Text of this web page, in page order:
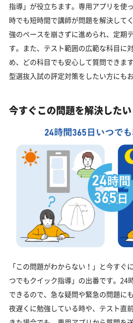
指導」が役立ちます。専用アプリを使
時でも短時間で講師が問題を解決して
強のペースを崩さずに進められ、定期
す。また、テスト範囲の広範な科目に
め、どの科目でも安心して質問できま
型選抜入試の評定対策をしたい方にも
今すぐこの問題を解決した
「この問題がわからない！」と今すぐ
つでもクイック指導」の出番です。24
できるので、急な疑問や緊急の問題に
夜遅くに勉強している時や、テスト直